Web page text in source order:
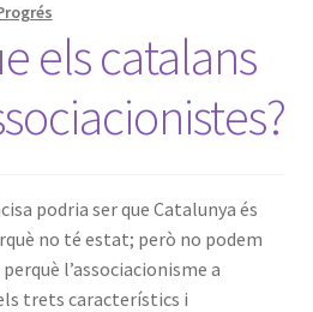
els catalans
podria ser que Catalunya és
no té estat; però no podem
l’associacionisme a
trets característics i